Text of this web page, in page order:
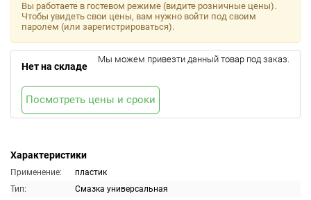
Характеристики
Применение:
пластик
Тип:
Смазка универсальная
Вы работаете в гостевом режиме (видите розничные цены).
Чтобы увидеть свои цены, вам нужно войти под своим
паролем (или зарегистрироваться).
Нет на складе
Мы можем привезти данный товар под заказ.
Посмотреть цены и сроки